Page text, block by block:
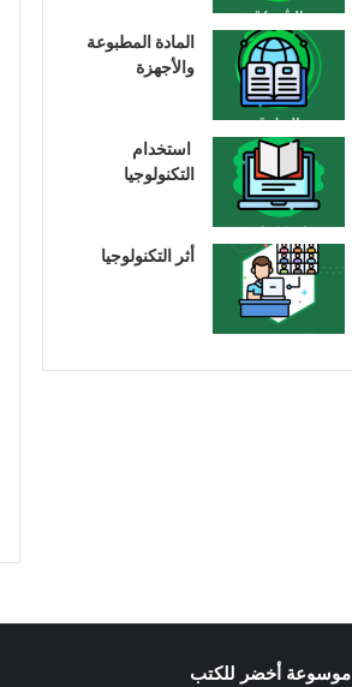
المادة المطبوعة
والأجهزة
استخدام
التكنولوجيا
أثر التكنولوجيا
موسوعة أخضر للكتب